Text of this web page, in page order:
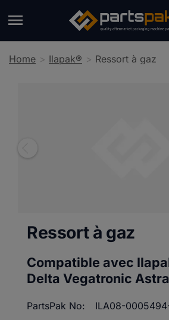
Home Ilapak® Ressort à gaz
Ressort à gaz
Compatible avec
Delta Vegatronic
PartsPak No: ILA08-